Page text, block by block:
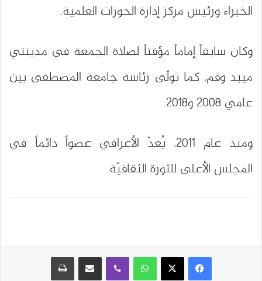
الخبراء ورئيس مركز إدارة الحوزات العلمية.
وكان سابقاً إماماً مؤقتاً لصلاة الجمعة في مدينتي
ميبد وقم، كما تولّى رئاسة جامعة المصطفى بين
عامي 2008 و2018.
ومنذ عام 2011، يُعدّ الأعرافي عضواً دائماً في
المجلس الأعلى للثورة الثقافيّة.
واتساب مشاركة عبر البريد